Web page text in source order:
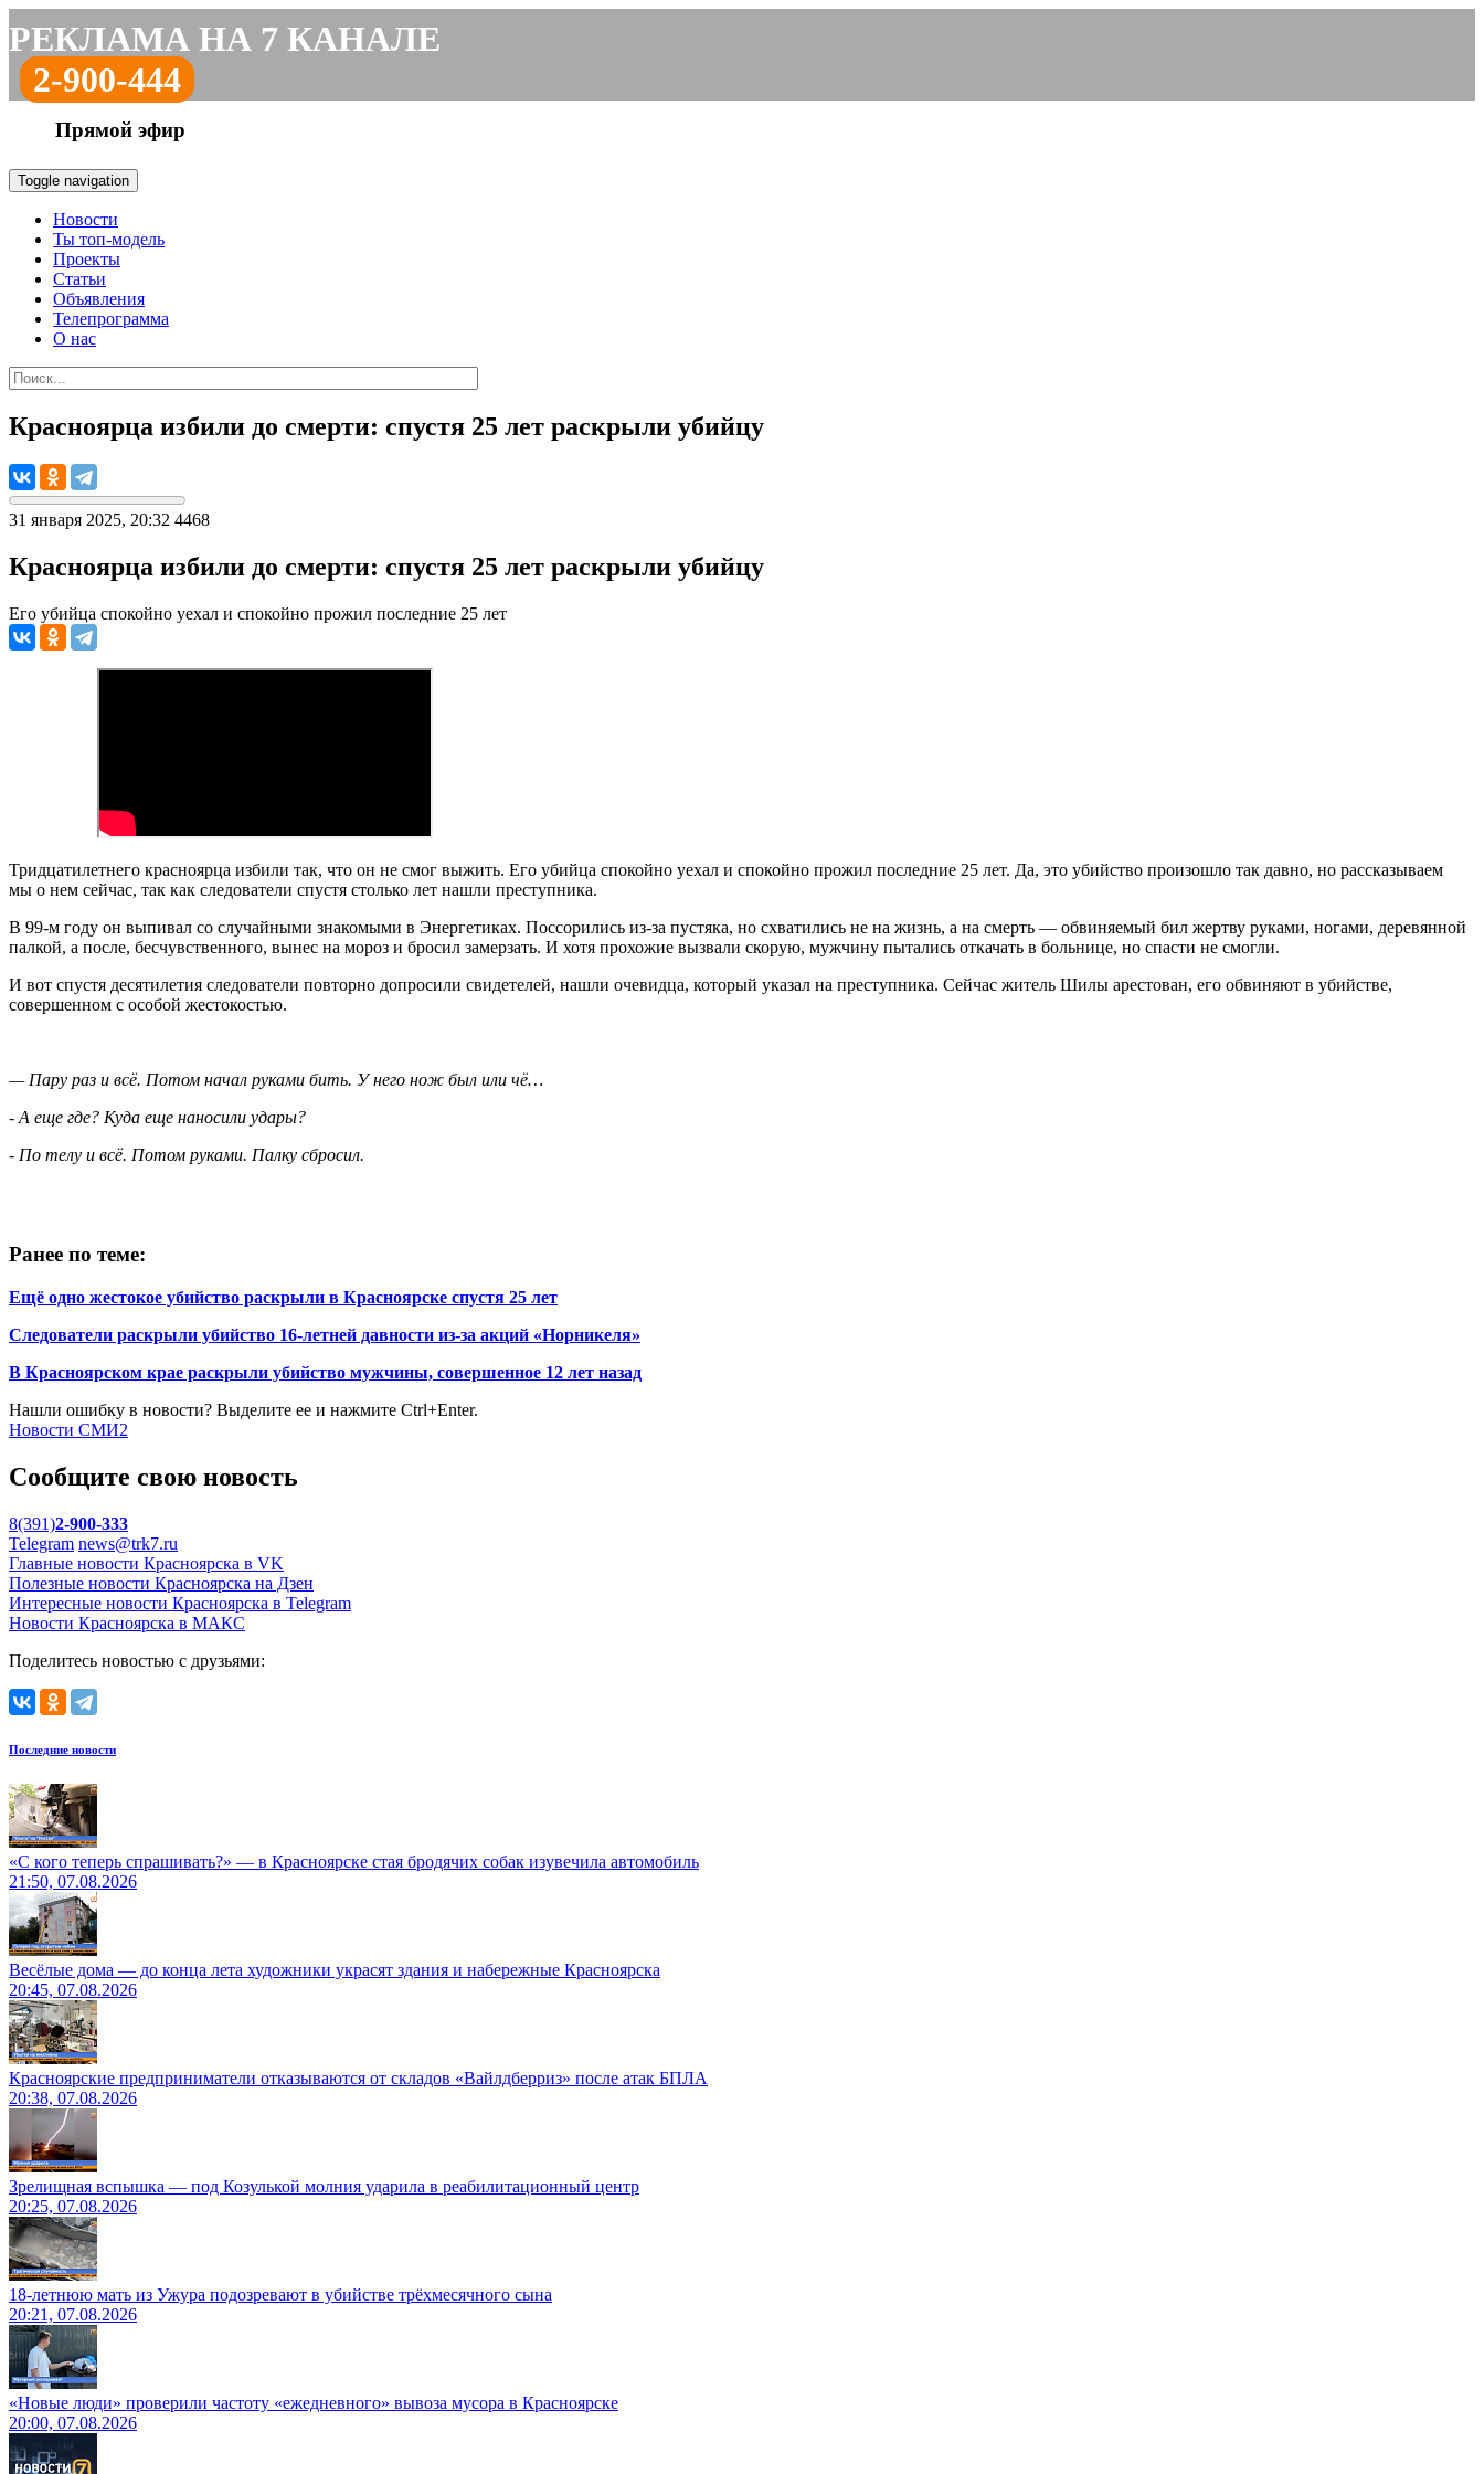
РЕКЛАМА НА 7 КАНАЛЕ
2-900-444
Прямой эфир
Toggle navigation
Новости
Ты топ-модель
Проекты
Статьи
Объявления
Телепрограмма
О нас
Красноярца избили до смерти: спустя 25 лет раскрыли убийцу
31 января 2025, 20:32 4468
Красноярца избили до смерти: спустя 25 лет раскрыли убийцу
Его убийца спокойно уехал и спокойно прожил последние 25 лет
Тридцатилетнего красноярца избили так, что он не смог выжить. Его убийца спокойно уехал и спокойно прожил последние 25 лет. Да, это убийство произошло так давно, но рассказываем
мы о нем сейчас, так как следователи спустя столько лет нашли преступника.
В 99-м году он выпивал со случайными знакомыми в Энергетиках. Поссорились из-за пустяка, но схватились не на жизнь, а на смерть — обвиняемый бил жертву руками, ногами, деревянной
палкой, а после, бесчувственного, вынес на мороз и бросил замерзать. И хотя прохожие вызвали скорую, мужчину пытались откачать в больнице, но спасти не смогли.
И вот спустя десятилетия следователи повторно допросили свидетелей, нашли очевидца, который указал на преступника. Сейчас житель Шилы арестован, его обвиняют в убийстве,
совершенном с особой жестокостью.
— Пару раз и всё. Потом начал руками бить. У него нож был или чё…
- А еще где? Куда еще наносили удары?
- По телу и всё. Потом руками. Палку сбросил.
Ранее по теме:
Ещё одно жестокое убийство раскрыли в Красноярске спустя 25 лет
Следователи раскрыли убийство 16-летней давности из-за акций «Норникеля»
В Красноярском крае раскрыли убийство мужчины, совершенное 12 лет назад
Нашли ошибку в новости? Выделите ее и нажмите Ctrl+Enter.
Новости СМИ2
Сообщите свою новость
8(391)2-900-333
Telegram news@trk7.ru
Главные новости Красноярска в VK
Полезные новости Красноярска на Дзен
Интересные новости Красноярска в Telegram
Новости Красноярска в МАКС
Поделитесь новостью с друзьями:
Последние новости
«С кого теперь спрашивать?» — в Красноярске стая бродячих собак изувечила автомобиль
21:50, 07.08.2026
Весёлые дома — до конца лета художники украсят здания и набережные Красноярска
20:45, 07.08.2026
Красноярские предприниматели отказываются от складов «Вайлдберриз» после атак БПЛА
20:38, 07.08.2026
Зрелищная вспышка — под Козулькой молния ударила в реабилитационный центр
20:25, 07.08.2026
18-летнюю мать из Ужура подозревают в убийстве трёхмесячного сына
20:21, 07.08.2026
«Новые люди» проверили частоту «ежедневного» вывоза мусора в Красноярске
20:00, 07.08.2026